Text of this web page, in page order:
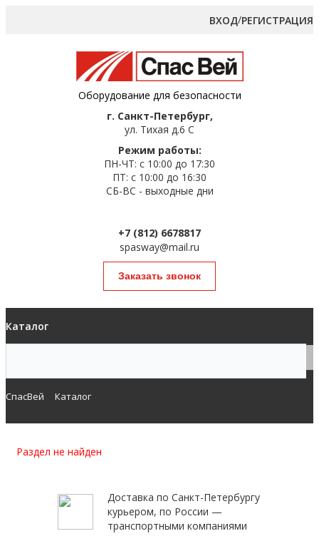
ВХОД/РЕГИСТРАЦИЯ
Оборудование для безопасности
г. Санкт-Петербург,
ул. Тихая д.6 С
Режим работы:
ПН-ЧТ: с 10:00 до 17:30
ПТ: с 10:00 до 16:30
СБ-ВС - выходные дни
+7 (812) 6678817
spasway@mail.ru
Заказать звонок
Каталог
СпасВей Каталог
Раздел не найден
Доставка по Санкт-Петербургу
курьером, по России —
транспортными компаниями